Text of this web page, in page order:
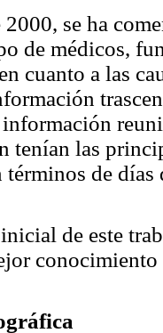
2000, se ha
de médicos,
cuanto a las
tenían las
términos de
de este
conocimiento